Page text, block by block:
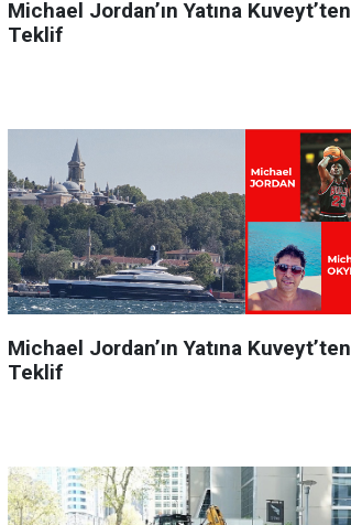
Michael Jordan’ın Yatına Kuveyt’ten
Teklif
Michael Jordan’ın Yatına Kuveyt’ten
Teklif